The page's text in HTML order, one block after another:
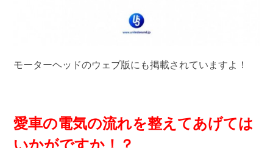
モーターヘッドのウェブ版にも掲載されていますよ！
愛車の電気の流れを整えてあげては
いかがですか！？